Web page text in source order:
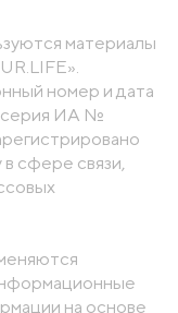
материалы
номер и дата
серия ИА №
сфере связи,
на основе